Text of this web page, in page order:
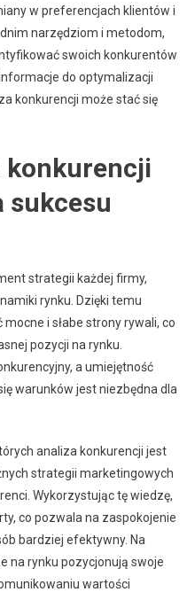
w preferencjach klientów i
narzędziom i metodom,
swoich konkurentów
do optymalizacji
konkurencji może stać się
konkurencji
sukcesu
strategii każdej firmy,
rynku. Dzięki temu
i słabe strony rywali, co
pozycji na rynku.
a umiejętność
warunków jest niezbędna dla
analiza konkurencji jest
strategii marketingowych
Wykorzystując tę wiedzę,
co pozwala na zaspokojenie
bardziej efektywny. Na
na rynku pozycjonują swoje
wartości